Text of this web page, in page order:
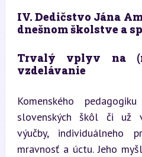
IV. Dedičstvo Jána
dnešnom školstve a
Trvalý vplyv na
vzdelávanie
Komenského
slovenských škôl či už
výučby, individuálneho
mravnosť a úctu. Jeho